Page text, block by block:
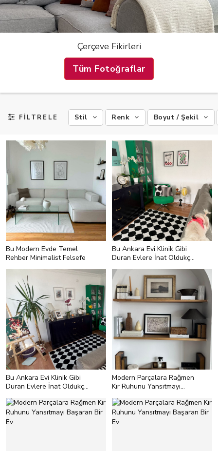
Çerçeve Fikirleri
Tüm Fotoğraflar
FİLTRELE Stil Renk Boyut / Şekil
Bu Modern Evde Temel
Rehber Minimalist Felsefe
Bu Ankara Evi Klinik Gibi
Duran Evlere İnat Oldukça
Bu Ankara Evi Klinik Gibi
Duran Evlere İnat Oldukça
Modern Parçalara Rağmen
Kır Ruhunu Yansıtmayı